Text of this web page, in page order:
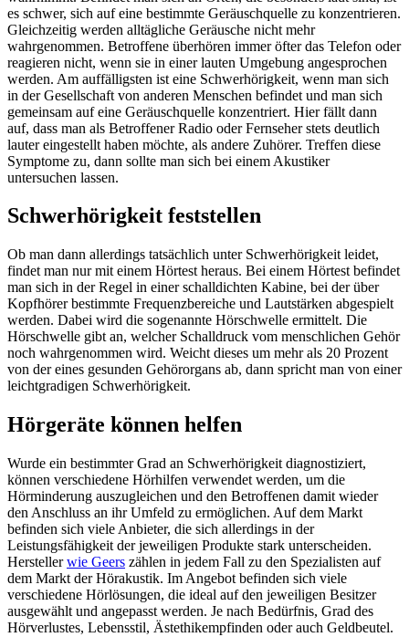
es schwer, sich auf eine bestimmte Geräuschquelle zu konzentrieren.
Gleichzeitig werden alltägliche Geräusche nicht mehr
wahrgenommen. Betroffene überhören immer öfter das Telefon oder
reagieren nicht, wenn sie in einer lauten Umgebung angesprochen
werden. Am auffälligsten ist eine Schwerhörigkeit, wenn man sich
in der Gesellschaft von anderen Menschen befindet und man sich
gemeinsam auf eine Geräuschquelle konzentriert. Hier fällt dann
auf, dass man als Betroffener Radio oder Fernseher stets deutlich
lauter eingestellt haben möchte, als andere Zuhörer. Treffen diese
Symptome zu, dann sollte man sich bei einem Akustiker
untersuchen lassen.
Schwerhörigkeit feststellen
Ob man dann allerdings tatsächlich unter Schwerhörigkeit leidet,
findet man nur mit einem Hörtest heraus. Bei einem Hörtest befindet
man sich in der Regel in einer schalldichten Kabine, bei der über
Kopfhörer bestimmte Frequenzbereiche und Lautstärken abgespielt
werden. Dabei wird die sogenannte Hörschwelle ermittelt. Die
Hörschwelle gibt an, welcher Schalldruck vom menschlichen Gehör
noch wahrgenommen wird. Weicht dieses um mehr als 20 Prozent
von der eines gesunden Gehörorgans ab, dann spricht man von einer
leichtgradigen Schwerhörigkeit.
Hörgeräte können helfen
Wurde ein bestimmter Grad an Schwerhörigkeit diagnostiziert,
können verschiedene Hörhilfen verwendet werden, um die
Hörminderung auszugleichen und den Betroffenen damit wieder
den Anschluss an ihr Umfeld zu ermöglichen. Auf dem Markt
befinden sich viele Anbieter, die sich allerdings in der
Leistungsfähigkeit der jeweiligen Produkte stark unterscheiden.
Herstellerwie Geers zählen in jedem Fall zu den Spezialisten auf
dem Markt der Hörakustik. Im Angebot befinden sich viele
verschiedene Hörlösungen, die ideal auf den jeweiligen Besitzer
ausgewählt und angepasst werden. Je nach Bedürfnis, Grad des
Hörverlustes, Lebensstil, Ästethikempfinden oder auch Geldbeutel.